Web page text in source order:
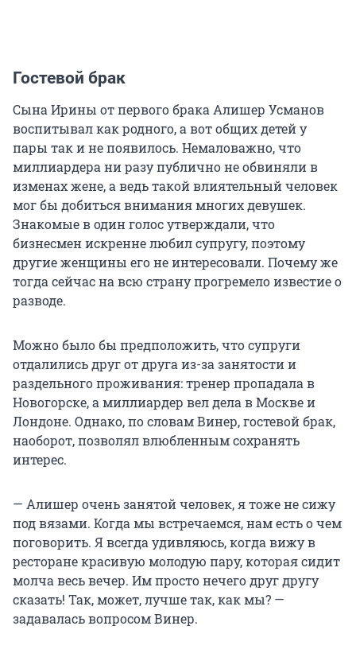
Гостевой брак
Сына Ирины от первого брака Алишер Усманов
воспитывал как родного, а вот общих детей у
пары так и не появилось. Немаловажно, что
миллиардера ни разу публично не обвиняли в
изменах жене, а ведь такой влиятельный человек
мог бы добиться внимания многих девушек.
Знакомые в один голос утверждали, что
бизнесмен искренне любил супругу, поэтому
другие женщины его не интересовали. Почему же
тогда сейчас на всю страну прогремело известие о
разводе.
Можно было бы предположить, что супруги
отдалились друг от друга из-за занятости и
раздельного проживания: тренер пропадала в
Новогорске, а миллиардер вел дела в Москве и
Лондоне. Однако, по словам Винер, гостевой брак,
наоборот, позволял влюбленным сохранять
интерес.
— Алишер очень занятой человек, я тоже не сижу
под вязами. Когда мы встречаемся, нам есть о чем
поговорить. Я всегда удивляюсь, когда вижу в
ресторане красивую молодую пару, которая сидит
молча весь вечер. Им просто нечего друг другу
сказать! Так, может, лучше так, как мы? —
задавалась вопросом Винер.